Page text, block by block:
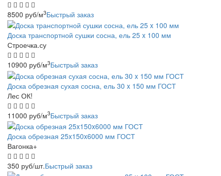
8500 руб/м3Быстрый заказ
Доска транспортной сушки сосна, ель 25 x 100 мм
Строечка.су
10900 руб/м3Быстрый заказ
Доска обрезная сухая сосна, ель 30 x 150 мм ГОСТ
Лес ОК!
11000 руб/м3Быстрый заказ
Доска обрезная 25x150x6000 мм ГОСТ
Вагонка+
350 руб/шт.Быстрый заказ